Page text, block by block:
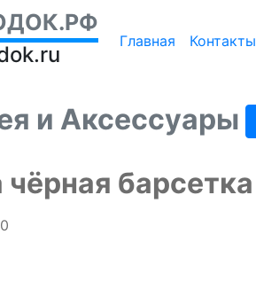
Главная Контакты
и Аксессуары
барсетка